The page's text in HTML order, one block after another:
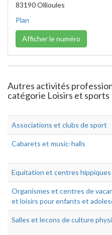
83190 Ollioules
Plan
Afficher le numéro
Autres activités
catégorie Loisirs et sports
Associations et clubs de sport
Cabarets et music-halls
Equitation et centres hippiques
Organismes et centres de
et loisirs pour enfants et
Salles et lecons de culture